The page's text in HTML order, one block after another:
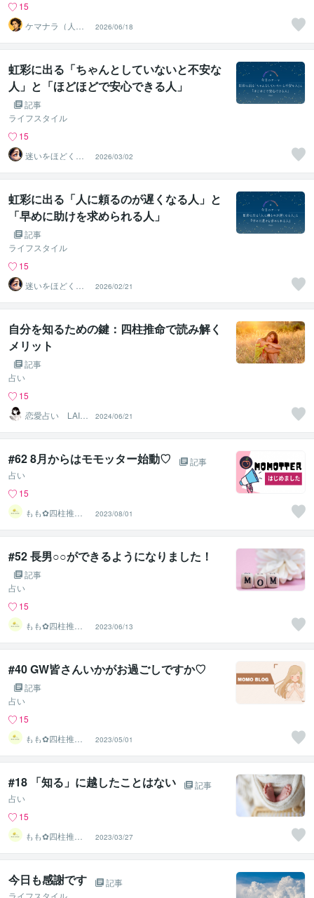
15
ケマナラ（人
事・採用コンサ
ルタント）
2026/06/18
虹彩に出る「ちゃんとしていないと不安な
人」と「ほどほどで安心できる人」
記事
ライフスタイル
15
迷いをほどく
『瞳』の分析士
｜ Nagi
2026/03/02
虹彩に出る「人に頼るのが遅くなる人」と
「早めに助けを求められる人」
記事
ライフスタイル
15
迷いをほどく
『瞳』の分析士
｜ Nagi
2026/02/21
自分を知るための鍵：四柱推命で読み解く
メリット
記事
占い
15
恋愛占い LAIC
HI
2024/06/21
#62 8月からはモモッター始動♡
記事
占い
15
もも︎✿四柱推命
鑑定士
2023/08/01
#52 長男○○ができるようになりました！
記事
占い
15
もも︎✿四柱推命
鑑定士
2023/06/13
#40 GW皆さんいかがお過ごしですか♡
記事
占い
15
もも︎✿四柱推命
鑑定士
2023/05/01
#18 「知る」に越したことはない
記事
占い
15
もも︎✿四柱推命
鑑定士
2023/03/27
今日も感謝です
記事
ライフスタイル